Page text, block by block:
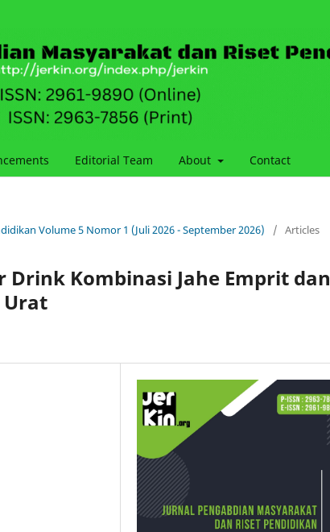
Editorial Team About Contact
Volume 5 Nomor 1 (Juli 2026 - September 2026)
/ Articles
Drink Kombinasi Jahe Emprit dan
Urat